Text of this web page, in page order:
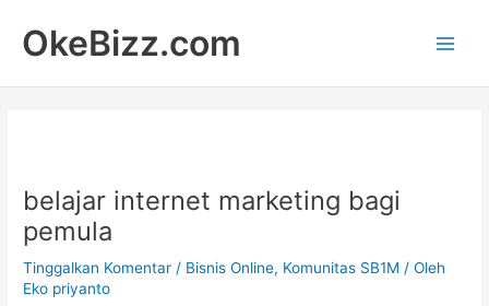
kontenOkeBizz.com
belajar internet marketing bagi
pemula
Tinggalkan Komentar / Bisnis Online, Komunitas SB1M / Oleh
Eko priyanto